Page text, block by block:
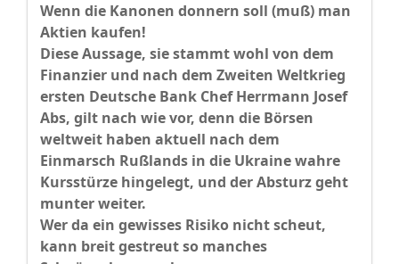
Wenn die Kanonen donnern soll (muß) man
Aktien kaufen!
Diese Aussage, sie stammt wohl von dem
Finanzier und nach dem Zweiten Weltkrieg
ersten Deutsche Bank Chef Herrmann Josef
Abs, gilt nach wie vor, denn die Börsen
weltweit haben aktuell nach dem
Einmarsch Rußlands in die Ukraine wahre
Kursstürze hingelegt, und der Absturz geht
munter weiter.
Wer da ein gewisses Risiko nicht scheut,
kann breit gestreut so manches